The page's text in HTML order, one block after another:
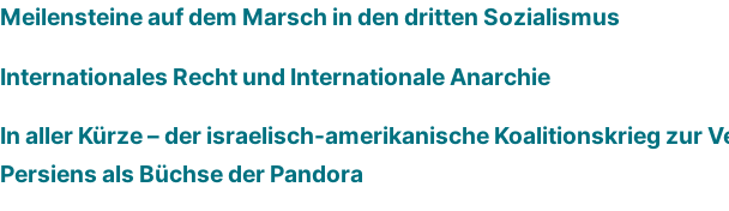
Meilensteine auf dem Marsch in den dritten Sozialismus
Internationales Recht und Internationale Anarchie
In aller Kürze – der israelisch-amerikanische Koalitionskrieg zur
Persiens als Büchse der Pandora